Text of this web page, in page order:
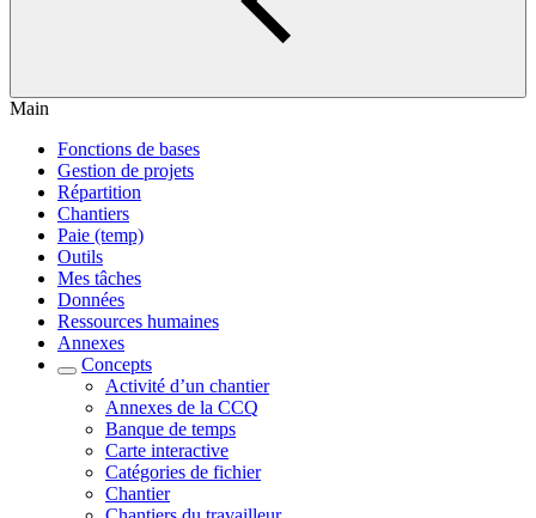
Main
Fonctions de bases
Gestion de projets
Répartition
Chantiers
Paie (temp)
Outils
Mes tâches
Données
Ressources humaines
Annexes
Concepts
Activité d’un chantier
Annexes de la CCQ
Banque de temps
Carte interactive
Catégories de fichier
Chantier